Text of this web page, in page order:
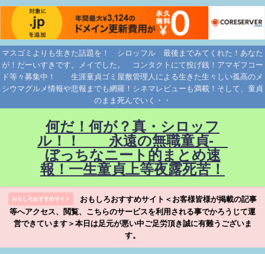
マスゴミよりも生きた話題を！ シロッフル 最後までみてくれた！あなた
が！だーいすきです。メイでした。 コンタクトにて投げ銭！アマギフコー
ド等々募集中！ 生涯童貞ゴミ屋敷管理人による生きた生々しい孤高のメ
シウマグルメ情報や悲報までも網羅！シネマレビューも満載！そして、童貞
のまま死んでいく・・
何だ！何が？真・シロッフ
ル！！ 永遠の無職童貞-
ぼっちなニート的まとめ速
報！一生童貞上等夜露死苦！
おもしろおすすめサイト
おもしろおすすめサイト＜お客様皆様が掲載の記事
等へアクセス、閲覧、こちらのサービスを利用される事でかろうじて運
営できています＞本日は足元が悪い中ご足労頂き誠に有難うございま
す。